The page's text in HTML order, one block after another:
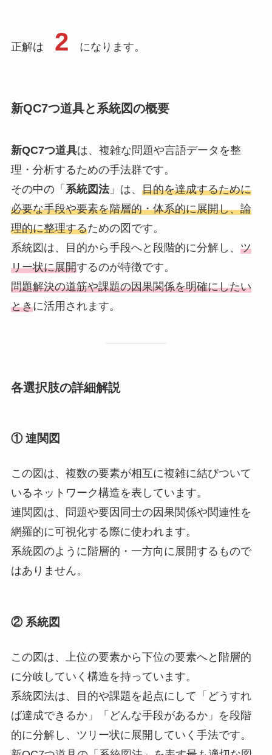
正解は 2 になります。
新QC7つ道具と系統図の概要
新QC7つ道具は、複雑な問題や言語データを整
理・分析するための手法群です。
その中の「 系統図法」は、 目的を達成するために
必要な手段や要素を階層的・体系的に展開し、論
理的に整理するための図です。
系統図は、目的から手段へと段階的に分解し、 ツ
リー状に展開するのが特徴です。
問題解決の道筋や課題の因果関係を明確にしたい
ときに活用されます。
各選択肢の詳細解説
① 連関図
この図は、複数の要素が相互に複雑に結びついて
いるネットワーク構造を表しています。
連関図は、問題や要因同士の因果関係や関連性を
網羅的に可視化する際に使われます。
系統図のように階層的・一方向に展開するもので
はありません。
② 系統図
この図は、上位の要素から下位の要素へと階層的
に分岐していく構造を持っています。
系統図法は、目的や課題を起点にして「どうすれ
ば達成できるか」「どんな手段があるか」を段階
的に分解し、ツリー状に展開していく手法です。